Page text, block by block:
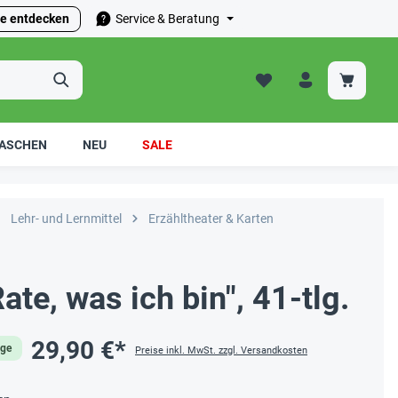
entdecken Service & Beratung
NEU SALE
Lehr- und Lernmittel Erzähltheater & Karten
was ich bin", 41-tlg.
29,90 €* Preise inkl. MwSt. zzgl. Versandkosten